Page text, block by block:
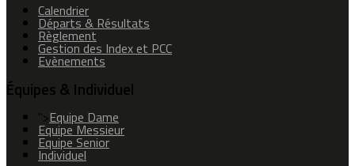
Calendrier
Départs & Résultats
Règlement
Gestion des Index et PCC
Evènements
Équipes & Individuel
">Equipe Dame
Equipe Messieur
Equipe Senior
Individuel